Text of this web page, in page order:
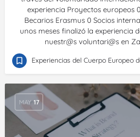
experiencia Proyectos europeos
Becarios Erasmus 0 Socios
unos meses finalizó la experiencia
nuestr@s voluntari@s en
Experiencias del Cuerpo Europeo
MAY 17